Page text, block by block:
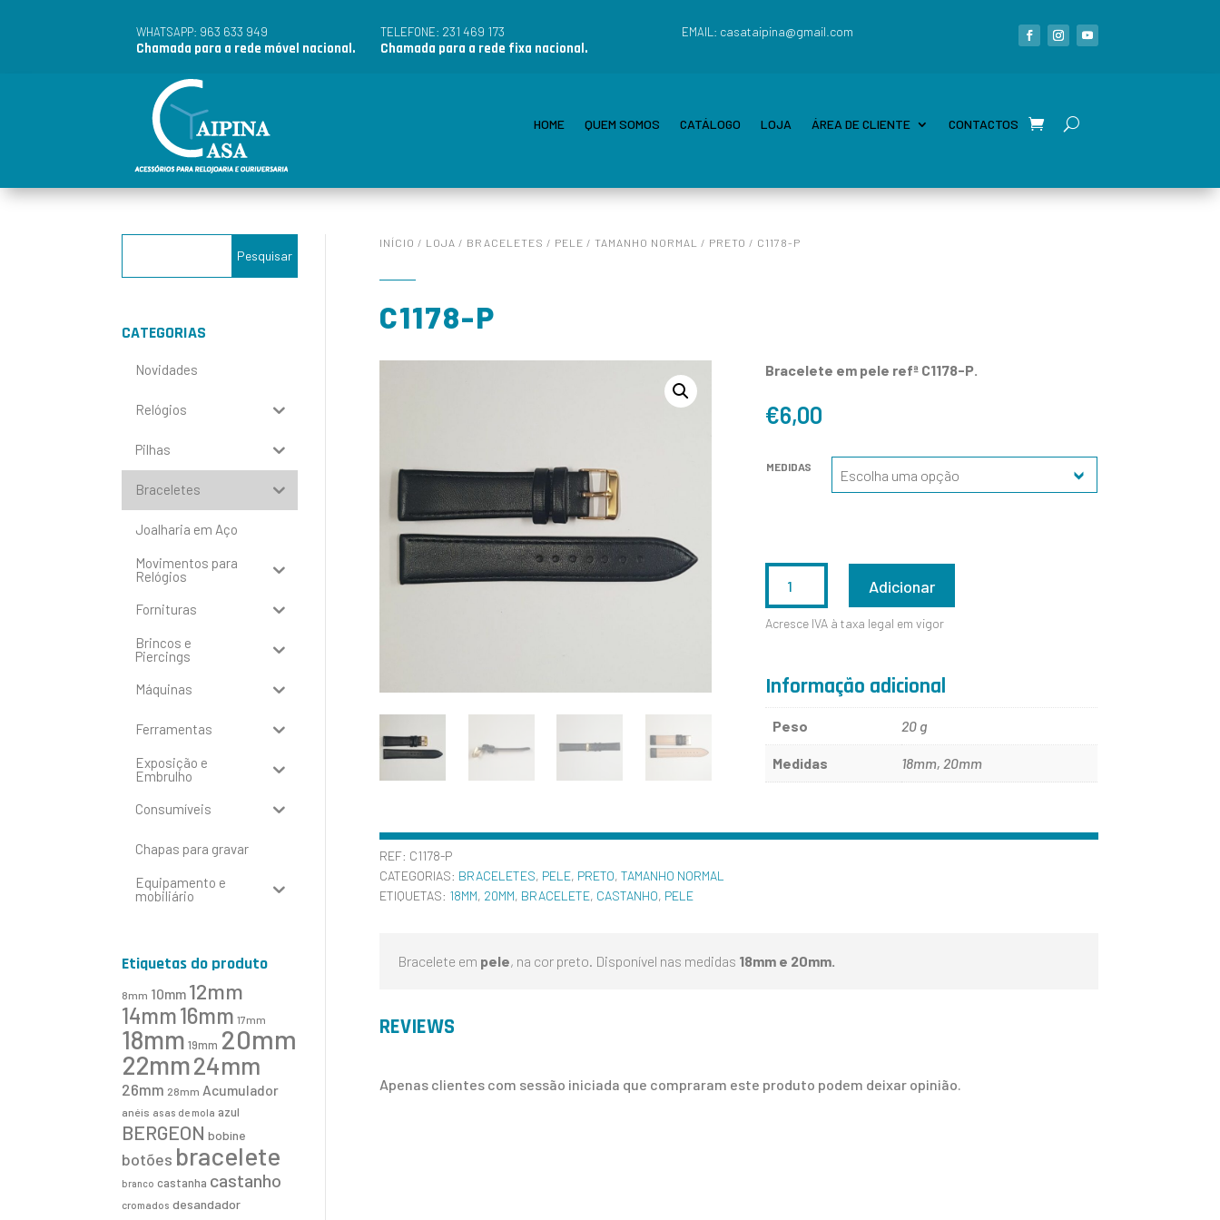
WHATSAPP: 963 633 949
Chamada para a rede móvel nacional.
TELEFONE: 231 469 173
Chamada para a rede fixa nacional.
EMAIL: casataipina@gmail.com
HOME QUEM SOMOS CATÁLOGO LOJA ÁREA DE CLIENTE CONTACTOS
CATEGORIAS
Novidades
Relógios
Pilhas
Braceletes
Joalharia em Aço
Movimentos para
Relógios
Fornituras
Brincos e
Piercings
Máquinas
Ferramentas
Exposição e
Embrulho
Consumíveis
Chapas para gravar
Equipamento e
mobiliário
Etiquetas do produto
8mm 10mm 12mm
14mm16mm 17mm
18mm 19mm 20mm
22mm24mm
26mm 28mm Acumulador
anéis asas de mola azul
BERGEON bobine
botões bracelete
branco castanha castanho
cromados desandador
INÍCIO / LOJA / BRACELETES / PELE / TAMANHO NORMAL / PRETO / C1178-P
C1178-P
Bracelete em pele refª C1178-P.
€6,00
MEDIDAS
DE
P
Adicionar
Acresce IVA à taxa legal em vigor
Informação adicional
Peso 20 g
Medidas 18mm, 20mm
REF: C1178-P
CATEGORIAS: BRACELETES, PELE, PRETO, TAMANHO NORMAL
ETIQUETAS: 18MM, 20MM, BRACELETE, CASTANHO, PELE
Bracelete em pele, na cor preto. Disponível nas medidas 18mm e 20mm.
REVIEWS
Apenas clientes com sessão iniciada que compraram este produto podem deixar opinião.